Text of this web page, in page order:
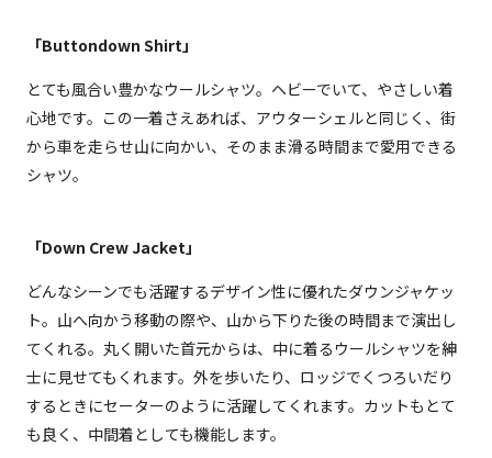
「Buttondown Shirt」
とても風合い豊かなウールシャツ。ヘビーでいて、やさしい着
心地です。この一着さえあれば、アウターシェルと同じく、街
から車を走らせ山に向かい、そのまま滑る時間まで愛用できる
シャツ。
「Down Crew Jacket」
どんなシーンでも活躍するデザイン性に優れたダウンジャケッ
ト。山へ向かう移動の際や、山から下りた後の時間まで演出し
てくれる。丸く開いた首元からは、中に着るウールシャツを紳
士に見せてもくれます。外を歩いたり、ロッジでくつろいだり
するときにセーターのように活躍してくれます。カットもとて
も良く、中間着としても機能します。